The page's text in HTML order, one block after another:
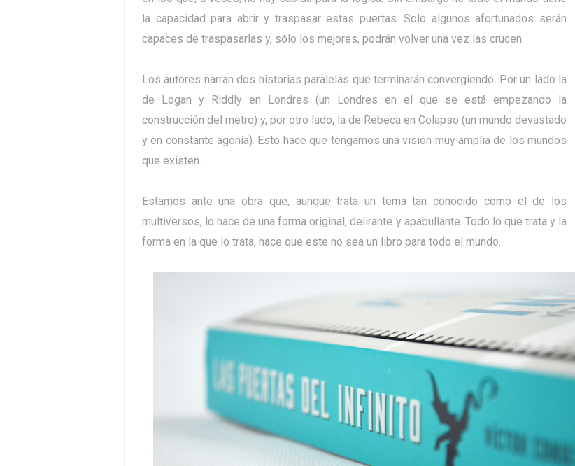
la capacidad para abrir y traspasar estas puertas. Solo algunos afortunados serán
capaces de traspasarlas y, sólo los mejores, podrán volver una vez las crucen.
Los autores narran dos historias paralelas que terminarán convergiendo. Por un lado la
de Logan y Riddly en Londres (un Londres en el que se está empezando la
construcción del metro) y, por otro lado, la de Rebeca en Colapso (un mundo devastado
y en constante agonía). Esto hace que tengamos una visión muy amplia de los mundos
que existen.
Estamos ante una obra que, aunque trata un tema tan conocido como el de los
multiversos, lo hace de una forma original, delirante y apabullante. Todo lo que trata y la
forma en la que lo trata, hace que este no sea un libro para todo el mundo.